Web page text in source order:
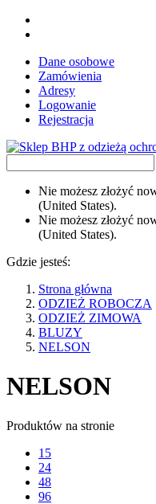
Dane osobowe
Zamówienia
Adresy
Logowanie
Rejestracja
Nie możesz złożyć
(United States).
Nie możesz złożyć
(United States).
Gdzie jesteś:
Strona główna
ODZIEŻ ROBOCZA
ODZIEŻ ZIMOWA
BLUZY
NELSON
NELSON
Produktów na stronie
15
24
48
96